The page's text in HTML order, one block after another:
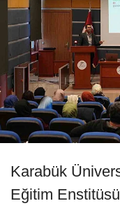
Karabük
Eğitim